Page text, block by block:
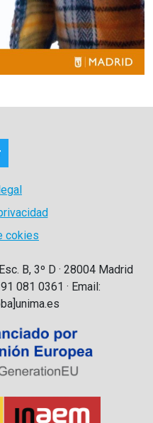
cokies
B, 3º D · 28004 Madrid
081 0361 · Email: